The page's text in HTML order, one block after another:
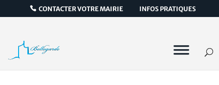
CONTACTER VOTRE MAIRIE INFOS PRATIQUES